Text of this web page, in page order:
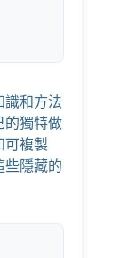
識和方法
的獨特做
可複製
些隱藏的